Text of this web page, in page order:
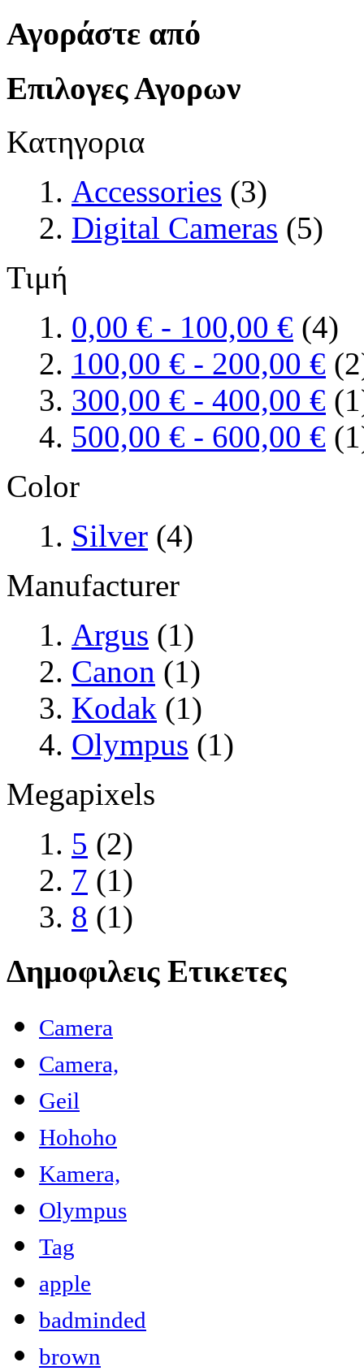
Αγοράστε από
Επιλογες Αγορων
Κατηγορια
Accessories (3)
Digital Cameras (5)
Τιμή
0,00 € - 100,00 € (4)
100,00 € - 200,00 €
300,00 € - 400,00 €
500,00 € - 600,00 €
Color
Silver (4)
Manufacturer
Argus (1)
Canon (1)
Kodak (1)
Olympus (1)
Megapixels
5 (2)
7 (1)
8 (1)
Δημοφιλεις Ετικετες
Camera
Camera,
Geil
Hohoho
Kamera,
Olympus
Tag
apple
badminded
brown